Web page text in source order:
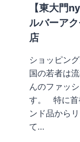
チ
を
に
覚
え
よ
う
【東大門
ルバーア
店
ショッピン
国の若者は
んのファッ
す。 特に首
ンド品から
て…